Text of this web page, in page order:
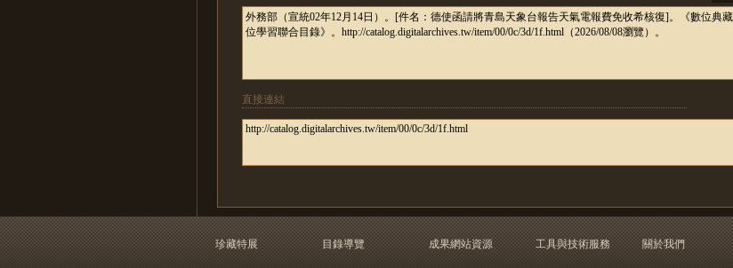
直接連結
珍藏特展
目錄導覽
成果網站資源
工具與技術服務
關於我們